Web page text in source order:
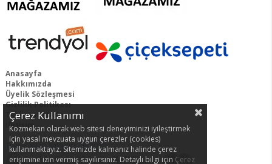
Tek Tıkla Ödeme Kolaylığı
Anasayfa
Hakkımızda
Üyelik Sözleşmesi
Gizlilik Politikası
Teslimat /İade
İletişim
Tüm Hakları Saklıdır. - © 2016
Çerez Kullanımı
Kozmekan olarak web sitesi deneyiminizi iyileştirmek
için yasal mevzuata uygun çerezler (cookies)
kullanmaktayız. Sitemizde kalmanız halinde çerez
erişimine izin vermiş sayılırsınız. Detaylı bilgi için Çerez